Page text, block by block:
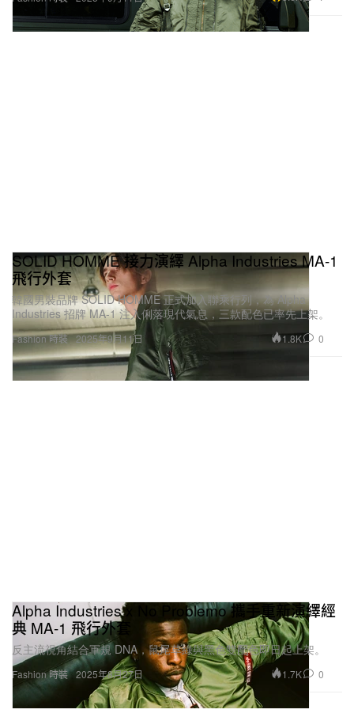
Fashion 時裝
SOLID HOMME 接力演繹 Alpha Industries MA-1
飛行外套
韓國男裝品牌 SOLID HOMME 正式加入聯乘行列，為 Alpha
Industries 招牌 MA-1 注入俐落現代氣息，三款配色已率先上架。
2025年9月11日 1.8K 0
Fashion 時裝
Alpha Industries x No Problemo 攜手重新演繹經
典 MA-1 飛行外套
反主流視角結合軍規 DNA，鼠尾草綠與黑色雙配色即日起上架。
2025年8月27日 1.7K 0